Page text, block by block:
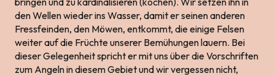
den Wellen wieder ins Wasser, damit er seinen anderen
Fressfeinden, den Möwen, entkommt, die einige Felsen
weiter auf die Früchte unserer Bemühungen lauern. Bei
dieser Gelegenheit spricht er mit uns über die Vorschriften
zum Angeln in diesem Gebiet und wir vergessen nicht,